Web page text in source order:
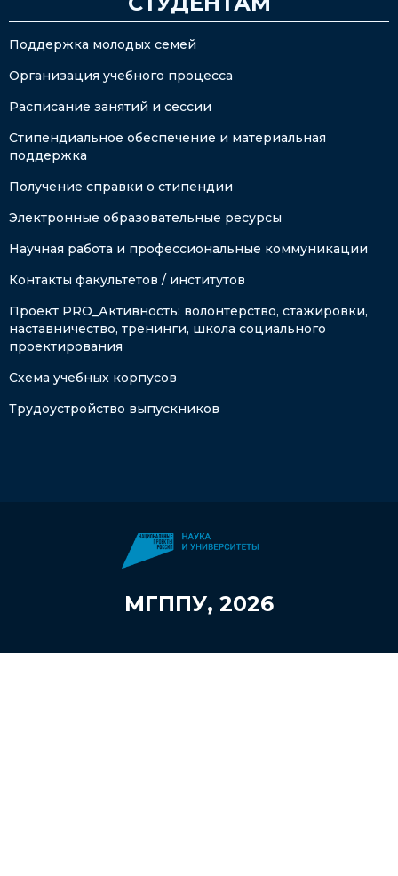
Поддержка молодых семей
Организация учебного процесса
Расписание занятий и сессии
Стипендиальное обеспечение и материальная
поддержка
Получение справки о стипендии
Электронные образовательные ресурсы
Научная работа и профессиональные коммуникации
Контакты факультетов / институтов
Проект PRO_Активность: волонтерство, стажировки,
наставничество, тренинги, школа социального
проектирования
Схема учебных корпусов
Трудоустройство выпускников
МГППУ, 2026